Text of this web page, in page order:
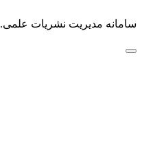
سامانه مدیریت نشریات علمی.